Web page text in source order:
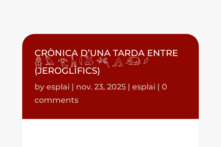
CRÒNICA D’UNA TARDA ENTRE
𓆣 𓅓 𓂀 𓃱 𓇋 𓅷 𓆈 𓂻 𓃰 𓆪
(JEROGLÍFICS)
by esplai| nov. 23, 2025| esplai| 0
comments